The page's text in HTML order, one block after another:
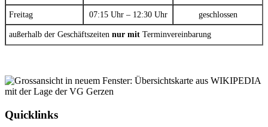
Freitag 07:15 Uhr – 12:30 Uhr geschlossen
außerhalb der Geschäftszeiten nur mit Terminvereinbarung
Quicklinks